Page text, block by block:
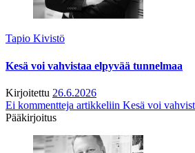
Tapio Kivistö
Kesä voi vahvistaa elpyvää tunnelmaa
Kirjoitettu 26.6.2026
Ei kommentteja artikkeliin Kesä voi
Pääkirjoitus